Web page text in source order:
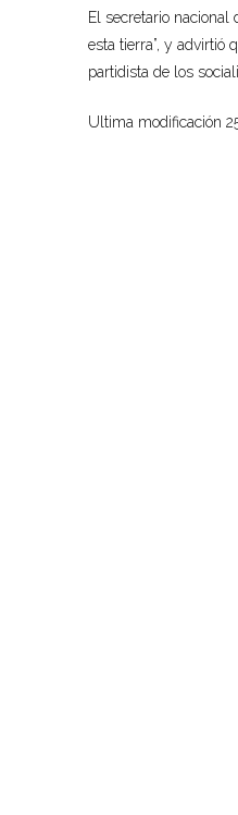
El secretario nacional
esta tierra”, y advirtió
partidista de los
Ultima modificación